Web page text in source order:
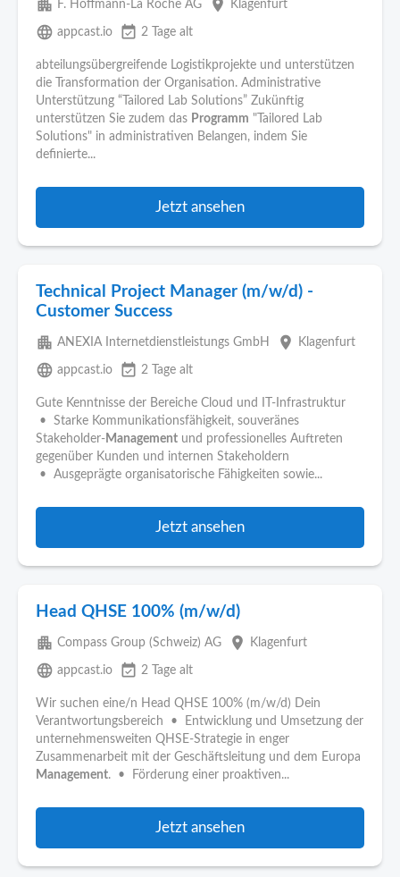
apartment F. Hoffmann-La Roche AG place Klagenfurt
language appcast.io event_available 2 Tage alt
abteilungsübergreifende Logistikprojekte und unterstützen
die Transformation der Organisation. Administrative
Unterstützung “Tailored Lab Solutions” Zukünftig
unterstützen Sie zudem das Programm "Tailored Lab
Solutions" in administrativen Belangen, indem Sie
definierte...
Jetzt ansehen
Technical Project Manager (m/w/d) -
Customer Success
apartment ANEXIA Internetdienstleistungs GmbH place Klagenfurt
language appcast.io event_available 2 Tage alt
Gute Kenntnisse der Bereiche Cloud und IT-Infrastruktur
• Starke Kommunikationsfähigkeit, souveränes
Stakeholder-Management und professionelles Auftreten
gegenüber Kunden und internen Stakeholdern
• Ausgeprägte organisatorische Fähigkeiten sowie...
Jetzt ansehen
Head QHSE 100% (m/w/d)
apartment Compass Group (Schweiz) AG place Klagenfurt
language appcast.io event_available 2 Tage alt
Wir suchen eine/n Head QHSE 100% (m/w/d) Dein
Verantwortungsbereich • Entwicklung und Umsetzung der
unternehmensweiten QHSE-Strategie in enger
Zusammenarbeit mit der Geschäftsleitung und dem Europa
Management. • Förderung einer proaktiven...
Jetzt ansehen